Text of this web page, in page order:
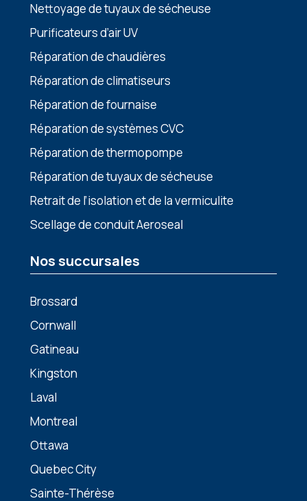
Nettoyage de tuyaux de sécheuse
Purificateurs d’air UV
Réparation de chaudières
Réparation de climatiseurs
Réparation de fournaise
Réparation de systèmes CVC
Réparation de thermopompe
Réparation de tuyaux de sécheuse
Retrait de l’isolation et de la vermiculite
Scellage de conduit Aeroseal
Nos succursales
Brossard
Cornwall
Gatineau
Kingston
Laval
Montreal
Ottawa
Quebec City
Sainte-Thérèse